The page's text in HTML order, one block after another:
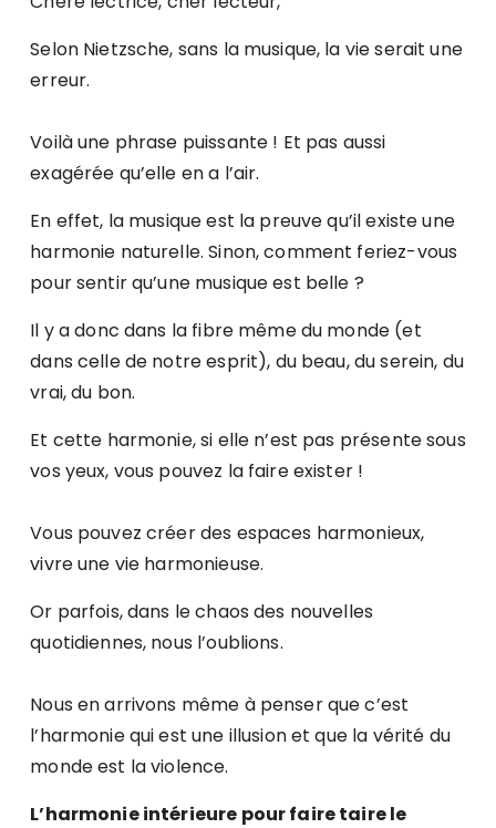
Selon Nietzsche, sans la musique, la vie serait une
erreur.
Voilà une phrase puissante ! Et pas aussi
exagérée qu’elle en a l’air.
En effet, la musique est la preuve qu’il existe une
harmonie naturelle. Sinon, comment feriez-vous
pour sentir qu’une musique est belle ?
Il y a donc dans la fibre même du monde (et
dans celle de notre esprit), du beau, du serein, du
vrai, du bon.
Et cette harmonie, si elle n’est pas présente sous
vos yeux, vous pouvez la faire exister !
Vous pouvez créer des espaces harmonieux,
vivre une vie harmonieuse.
Or parfois, dans le chaos des nouvelles
quotidiennes, nous l’oublions.
Nous en arrivons même à penser que c’est
l’harmonie qui est une illusion et que la vérité du
monde est la violence.
L’harmonie intérieure pour faire taire le